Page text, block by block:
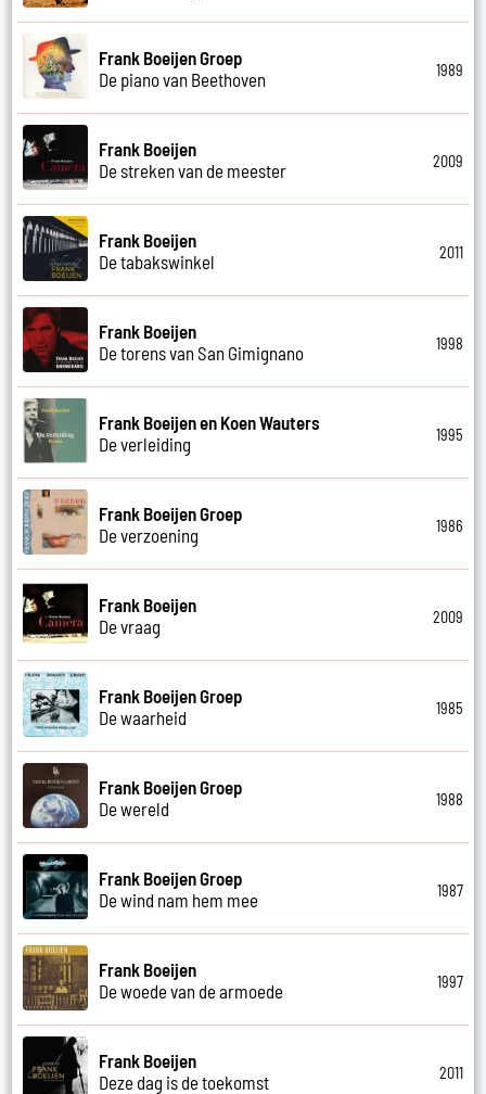
Frank Boeijen Groep
De piano van Beethoven
1989
Frank Boeijen
De streken van de meester
2009
Frank Boeijen
De tabakswinkel
2011
Frank Boeijen
De torens van San Gimignano
1998
Frank Boeijen en Koen Wauters
De verleiding
1995
Frank Boeijen Groep
De verzoening
1986
Frank Boeijen
De vraag
2009
Frank Boeijen Groep
De waarheid
1985
Frank Boeijen Groep
De wereld
1988
Frank Boeijen Groep
De wind nam hem mee
1987
Frank Boeijen
De woede van de armoede
1997
Frank Boeijen
Deze dag is de toekomst
2011